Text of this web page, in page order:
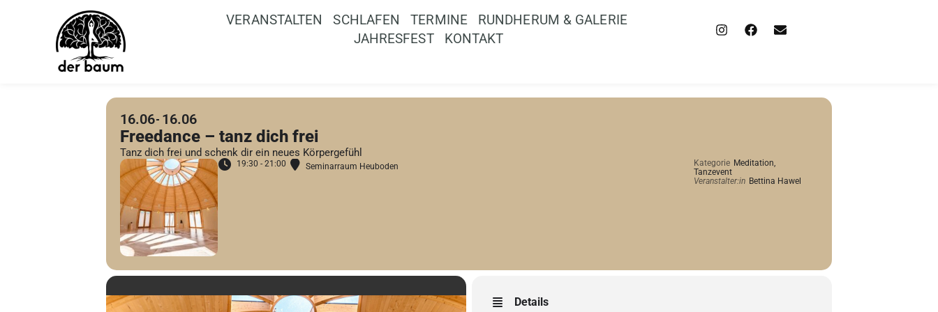
VERANSTALTEN SCHLAFEN TERMINE
RUNDHERUM & GALERIE
JAHRESFEST
KONTAKT
16.06 16.06
Freedance – tanz dich frei
Tanz dich frei und schenk dir ein neues Körpergefühl
19:30 - 21:00 Seminarraum Heuboden Kategorie Meditation,
Tanzevent
Veranstalter:in Bettina Hawel
Details